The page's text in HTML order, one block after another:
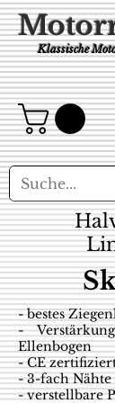
Klassische
- bestes
-
Ellenbogen
- CE
- 3-fach Nähte
- verstellbare